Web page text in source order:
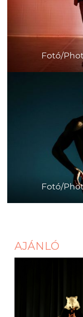
Fotó/
Fotó/
AJÁNLÓ